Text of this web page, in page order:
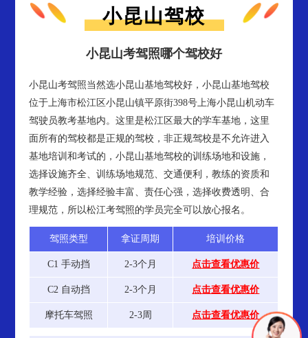
小昆山驾校
小昆山考驾照哪个驾校好
小昆山考驾照当然选小昆山基地驾校好，小昆山基地驾校
位于上海市松江区小昆山镇平原街398号上海小昆山机动车
驾驶员教考基地内。这里是松江区最大的学车基地，这里
面所有的驾校都是正规的驾校，非正规驾校是不允许进入
基地培训和考试的，小昆山基地驾校的训练场地和设施，
选择设施齐全、训练场地规范、交通便利，教练的资质和
教学经验，选择经验丰富、责任心强，选择收费透明、合
理规范，所以松江考驾照的学员完全可以放心报名。
驾照类型 拿证周期 培训价格
C1 手动挡 2-3个月 点击查看优惠价
C2 自动挡 2-3个月 点击查看优惠价
摩托车驾照 2-3周 点击查看优惠价